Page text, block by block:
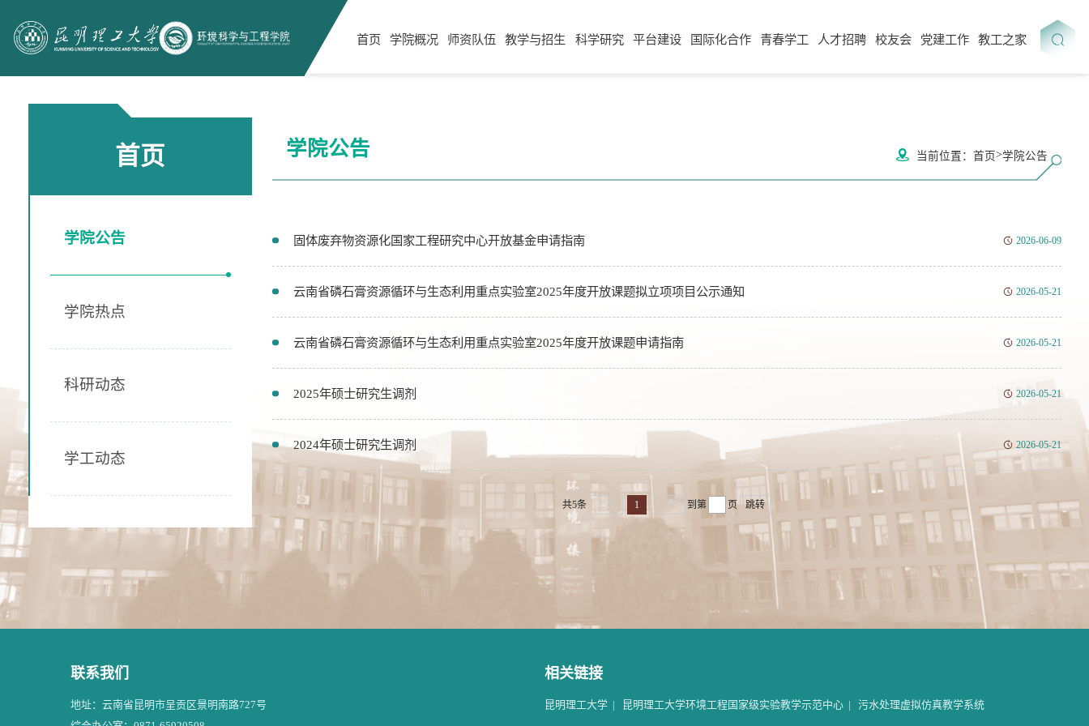
首页 学院概况 师资队伍 教学与招生 科学研究 平台建设 国际化合作 青春学工 人才招聘 校友会 党建工作 教工之家
首页
学院公告
学院热点
科研动态
学工动态
学院公告 当前位置： 首页>学院公告
固体废弃物资源化国家工程研究中心开放基金申请指南 2026-06-09
云南省磷石膏资源循环与生态利用重点实验室2025年度开放课题拟立项项目公示通知 2026-05-21
云南省磷石膏资源循环与生态利用重点实验室2025年度开放课题申请指南 2026-05-21
2025年硕士研究生调剂 2026-05-21
2024年硕士研究生调剂 2026-05-21
共5条 上页 1 下页 到第 页 跳转
联系我们
地址：云南省昆明市呈贡区景明南路727号
相关链接
昆明理工大学 | 昆明理工大学环境工程国家级实验教学示范中心 | 污水处理虚拟仿真教学系统